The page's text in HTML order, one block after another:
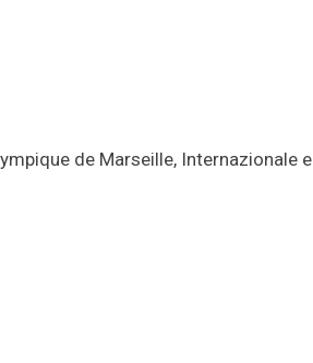
de Marseille, Internazionale e